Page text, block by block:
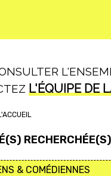
L'ÉQUIPE DE
RECHERCHÉE(S)